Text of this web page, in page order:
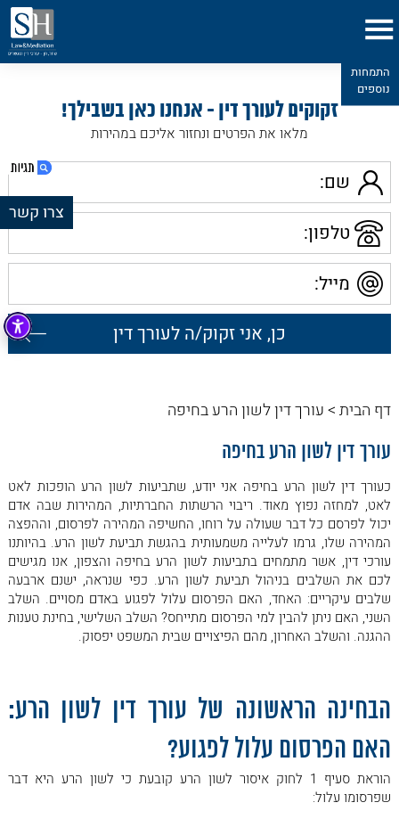
2. הבחינה הראשונה של עורך דין לשון הרע:
3. במי הפרסום עלול לפגוע? הפרספרקטיבה של
משרדנו המוביל בחיפה
5. מהם סכומי הפיצויים שייפסקו? הערכתו של
6. בשורה התחתונה – פיצויים שפסקו בתי
המשפט
שם
טלפון
מייל
זקוקים לעורך דין - אנחנו כאן בשבילך!
מלאו את הפרטים ונחזור אליכם במהירות
שם
טלפון
מייל
דף הבית>עורך דין לשון הרע בחיפה
עורך דין לשון הרע בחיפה
כעורך דין לשון הרע בחיפה אני יודע, שתביעות לשון הרע הופכות לאט
לאט, למחזה נפוץ מאוד. ריבוי הרשתות החברתיות, המהירות שבה אדם
יכול לפרסם כל דבר שעולה על רוחו, החשיפה המהירה לפרסום, וההפצה
המהירה שלו, גרמו לעלייה משמעותית בהגשת תביעת לשון הרע. בהיותנו
עורכי דין, אשר מתמחים בתביעות לשון הרע בחיפה והצפון, אנו מגישים
לכם את השלבים בניהול תביעת לשון הרע. כפי שנראה, ישנם ארבעה
שלבים עיקריים: האחד, האם הפרסום עלול לפגוע באדם מסויים. השלב
השני, האם ניתן להבין למי הפרסום מתייחס? השלב השלישי, בחינת טענות
ההגנה. והשלב האחרון, מהם הפיצויים שבית המשפט יפסוק.
הבחינה הראשונה של עורך דין לשון הרע:
האם הפרסום עלול לפגוע?
הוראת סעיף 1 לחוק איסור לשון הרע קובעת כי לשון הרע היא דבר
שפרסומו עלול:
התמחות
נוספים
לנכות מעבודה
• פוסט טראומה: מדריך מקיף למיצוי זכויות
• פוסט טראומה מאוחרת: האם ניתן להגיש תביעה גם שנים
לאחר האירוע?
• פגיעת ראש בצבא
• הכרה במחלות מקצוע
• עורך דין למיקרוטראומה
• טנטון בצבא
• סוכרת בצבא – מדריך מקיף לזכויות משפטיות
• התקף לב בגלל העבודה
• פוסט טראומה מהצבא
• מה זה פוסט טראומה?
צרו קשר